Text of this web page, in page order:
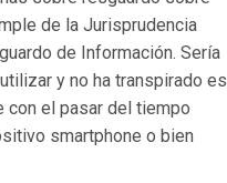
de la Jurisprudencia
de Información. Serí­a
y no ha transpirado es
con el pasar del tiempo
smartphone o bien